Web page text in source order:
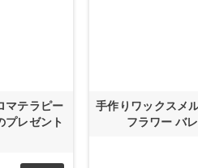
マテラピー
プレゼント
手作りワックスメ
フラワー バ